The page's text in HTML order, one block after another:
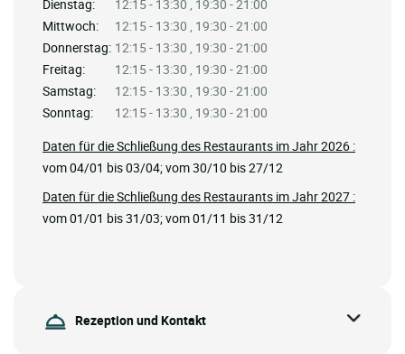
Dienstag:
12:15 - 13:30 , 19:30 - 21:00
Mittwoch:
12:15 - 13:30 , 19:30 - 21:00
Donnerstag: 12:15 - 13:30 , 19:30 - 21:00
Freitag:
12:15 - 13:30 , 19:30 - 21:00
Samstag:
12:15 - 13:30 , 19:30 - 21:00
Sonntag:
12:15 - 13:30 , 19:30 - 21:00
Daten für die Schließung des Restaurants im Jahr 2026 :
vom 04/01 bis 03/04; vom 30/10 bis 27/12
Daten für die Schließung des Restaurants im Jahr 2027 :
vom 01/01 bis 31/03; vom 01/11 bis 31/12
Rezeption und Kontakt